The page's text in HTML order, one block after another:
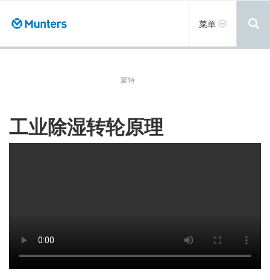
Toggle
菜单
蒙特
工业除湿转轮原理